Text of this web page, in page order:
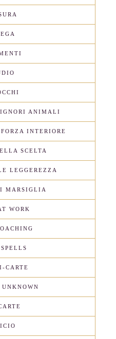
ANIMALI
INTERIORE
SCELTA
LEGGEREZZA
MARSIGLIA
WORK
CARTE